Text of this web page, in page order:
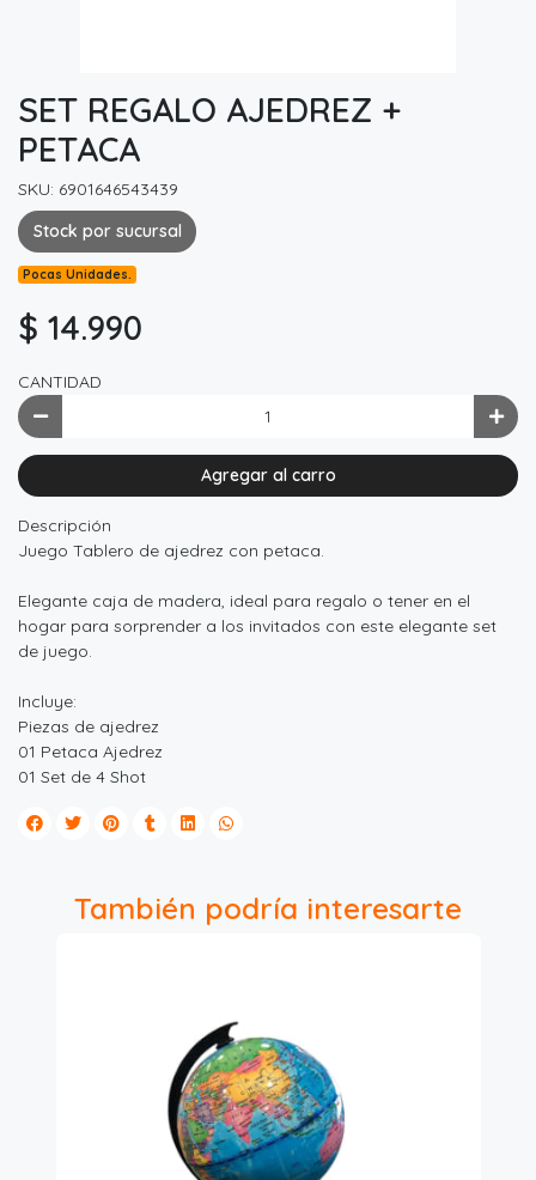
SET REGALO AJEDREZ +
PETACA
SKU: 6901646543439
Stock por sucursal
Pocas Unidades.
$ 14.990
CANTIDAD
Agregar al carro
Descripción
Juego Tablero de ajedrez con petaca.
Elegante caja de madera, ideal para regalo o tener en el
hogar para sorprender a los invitados con este elegante set
de juego.
Incluye:
Piezas de ajedrez
01 Petaca Ajedrez
01 Set de 4 Shot
También podría interesarte